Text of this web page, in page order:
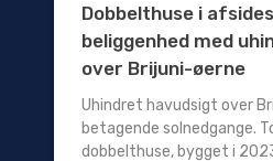
Dobbelthuse i
beliggenhed med
over Brijuni-øerne
Uhindret havudsigt over
betagende solnedgange.
dobbelthuse, bygget i